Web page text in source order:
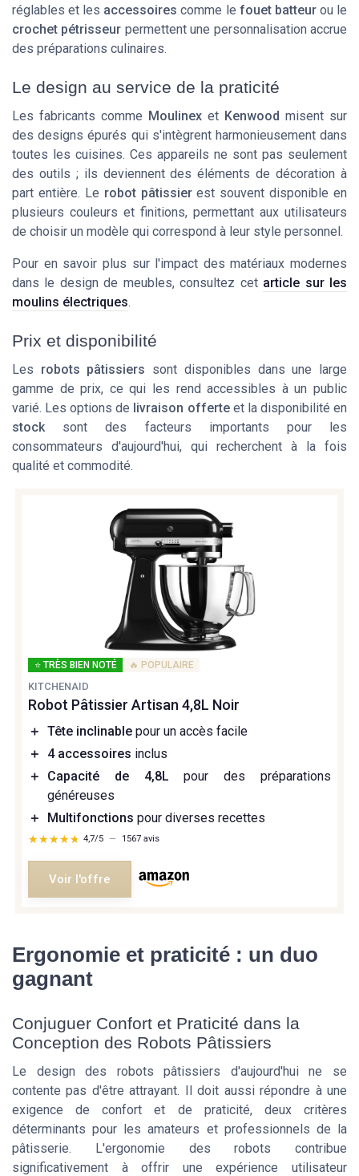
réglables et les accessoires comme le fouet batteurou le
crochet pétrisseur permettent une personnalisation accrue
des préparations culinaires.
Le design au service de la praticité
Les fabricants comme Moulinex et Kenwood misent sur
des designs épurés qui s'intègrent harmonieusement dans
toutes les cuisines. Ces appareils ne sont pas seulement
des outils ; ils deviennent des éléments de décoration à
part entière. Le robot pâtissierest souvent disponible en
plusieurs couleurs et finitions, permettant aux utilisateurs
de choisir un modèle qui correspond à leur style personnel.
Pour en savoir plus sur l'impact des matériaux modernes
dans le design de meubles, consultez cet article sur les
moulins électriques.
Prix et disponibilité
Les robots pâtissiers sont disponibles dans une large
gamme de prix, ce qui les rend accessibles à un public
varié. Les options de livraison offerteet la disponibilité en
stocksont des facteurs importants pour les
consommateurs d'aujourd'hui, qui recherchent à la fois
qualité et commodité.
⭐ TRÈS BIEN NOTÉ 🔥 POPULAIRE
KITCHENAID
Robot Pâtissier Artisan 4,8L Noir
＋ Tête inclinable pour un accès facile
＋
4 accessoires inclus
＋
Capacité de 4,8L pour des préparations
généreuses
＋
Multifonctions pour diverses recettes
★★★★★
★★★★★ 4,7/5 — 1567 avis
Voir l'offre
Ergonomie et praticité : un duo
gagnant
Conjuguer Confort et Praticité dans la
Conception des Robots Pâtissiers
Le design des robots pâtissiers d'aujourd'hui ne se
contente pas d'être attrayant. Il doit aussi répondre à une
exigence de confort et de praticité, deux critères
déterminants pour les amateurs et professionnels de la
pâtisserie. L'ergonomie des robots contribue
significativement à offrir une expérience utilisateur